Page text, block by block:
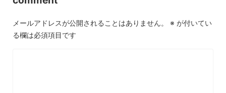
メールアドレスが公開されることはありません。 ※ が付いてい
る欄は必須項目です